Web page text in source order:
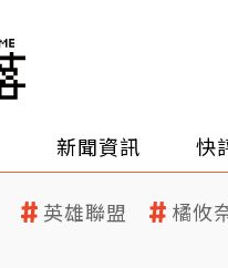
新聞資訊 快
英雄聯盟 橘攸